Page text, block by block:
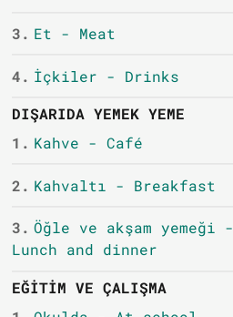
3. Et - Meat
4. İçkiler - Drinks
DIŞARIDA YEMEK YEME
1. Kahve - Café
2. Kahvaltı - Breakfast
3. Öğle ve akşam yemeği -
Lunch and dinner
EĞITIM VE ÇALIŞMA